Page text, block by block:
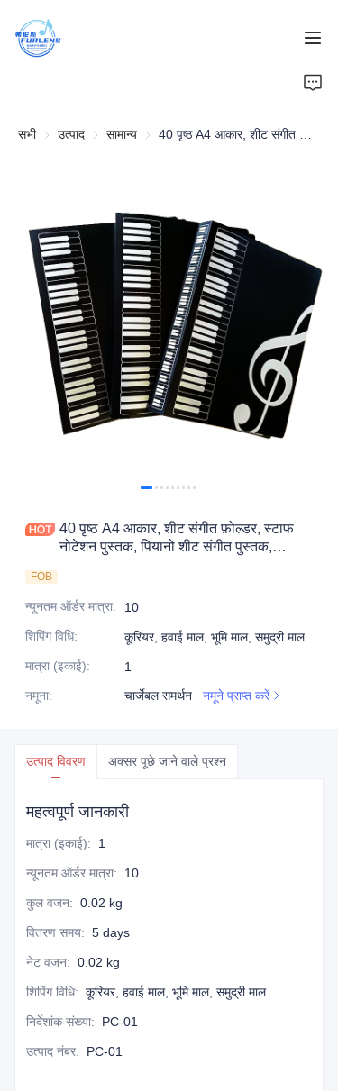
सभी उत्पाद उत्पादसामान्य सामान्य
40 पृष्ठ A4 आकार, शीट संगीत फ़ोल्डर, स्टाफ
नोटेशन पुस्तक, पियानो शीट संगीत पुस्तक,
FOB
न्यूनतम ऑर्डर मात्रा:
10
शिपिंग विधि:
कूरियर, हवाई माल, भूमि माल, समुद्री माल
मात्रा (इकाई):
1
नमूना: चार्जेबल समर्थन नमूने प्राप्त करें
उत्पाद विवरण अक्सर पूछे जाने वाले प्रश्न
महत्वपूर्ण जानकारी
मात्रा (इकाई): 1
न्यूनतम ऑर्डर मात्रा: 10
कुल वजन: 0.02 kg
वितरण समय: 5 days
नेट वजन: 0.02 kg
शिपिंग विधि: कूरियर, हवाई माल, भूमि माल, समुद्री माल
निर्देशांक संख्या: PC-01
उत्पाद नंबर: PC-01
समाचार